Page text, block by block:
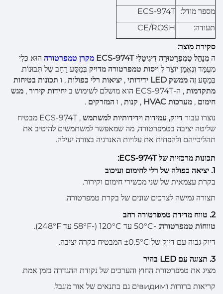
מספר מודל:
ECS-974T
תעודה:
CE/ROSH
סקירת מוצר:
ה מְנַהֵל טֶמְפֶרָטוּרָה דִיגִיטָלִי ECS-974T מקרן טמפרטורה הוּא כְּלִי
מְעֻמָּד וְנֶאֱמָן יוֹצֵר לְ ויסות טמפרטורה מדויק בְּמַסָּע רָחָב שֶׁל תְּבוּנוֹת.
בְּמַסָּע זֶה ממשק LED ידידותי , יציאות רלי כפולות , ו תכונות בטיחות
מתקדמות , ה-ECS-974T הוא מושלם לשימוש ב יחידות קירור , מגש
חימום , מערכות HVAC , קנות , ו המזרקים .
נוצרו עבור דיוק, עמידות וידידותיות למשתמש
, ECS-974T מבטיח
שליטה יציבה בטמפרטורה, מה שמאפשר למשתמשים להיטיב את
תהליכייהם ולהפחית את עלויות האנרגיה בצורה יעילה.
תכונות מרכזיות של ECS-974T:
1. יציאה כפולה של רלי לחימום ועיכוב
בקרת עצמאית של שני מכשירי חימום וקירור.
תצורה גמישה לצרכים שונים של בקרת טמפרטורה.
2. טווח מדידת טמפרטורה רחב
טווחוֹת טמפרטורה: -50°C עד 120°C (-58°F עד 248°F).
דיוק גבוה עם דיוק של ±0.5°C המבטיח בקרה יציבה.
3. תצוגה עם LED בהיר
מציג את טמפרטורת החוץ והערכים של נקודת ההגדרה בזמן אמת.
קריאות ברורות וвидимים גם בתנאים של אור מוגבל.